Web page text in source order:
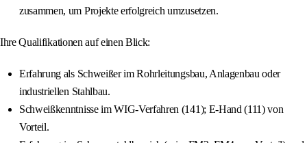
zusammen, um Projekte erfolgreich umzusetzen.
Ihre Qualifikationen auf einen Blick:
Erfahrung als Schweißer im Rohrleitungsbau, Anlagenbau oder
industriellen Stahlbau.
Schweißkenntnisse im WIG-Verfahren (141); E-Hand (111) von
Vorteil.